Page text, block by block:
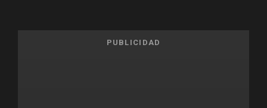
PUBLICIDAD